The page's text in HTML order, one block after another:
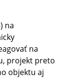
na
na
projekt preto
objektu aj